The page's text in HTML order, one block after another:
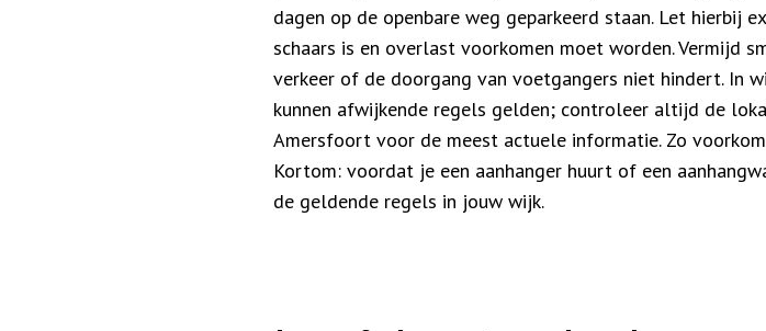
dagen op de openbare weg geparkeerd staan. Let hierbij
schaars is en overlast voorkomen moet worden. Vermijd
verkeer of de doorgang van voetgangers niet hindert. In
kunnen afwijkende regels gelden; controleer altijd de
Amersfoort voor de meest actuele informatie. Zo
Kortom: voordat je een aanhanger huurt of een
de geldende regels in jouw wijk.